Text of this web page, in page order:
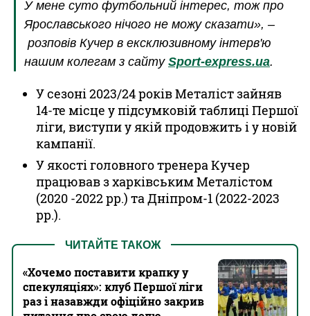
У мене суто футбольний інтерес, тож про
Ярославського нічого не можу сказати», –
розповів Кучер в ексклюзивному інтерв'ю
нашим колегам з сайту Sport-express.ua.
У сезоні 2023/24 років Металіст зайняв
14-те місце у підсумковій таблиці Першої
ліги, виступи у якій продовжить і у новій
кампанії.
У якості головного тренера Кучер
працював з харківським Металістом
(2020 -2022 рр.) та Дніпром-1 (2022-2023
рр.).
ЧИТАЙТЕ ТАКОЖ
«Хочемо поставити крапку у
спекуляціях»: клуб Першої ліги
раз і назавжди офіційно закрив